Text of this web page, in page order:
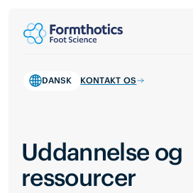
DANSK KONTAKT OS
Uddannelse og
ressourcer